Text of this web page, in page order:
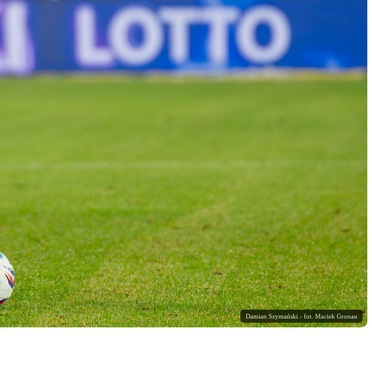
Damian Szymański - fot. Maciek Gronau